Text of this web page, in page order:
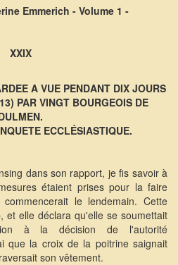
Emmerich - Volume 1 -
XXIX
A VUE PENDANT DIX JOURS
PAR VINGT BOURGEOIS DE
ECCLÉSIASTIQUE.
dans son rapport, je fis savoir à
étaient prises pour la faire
le lendemain. Cette
et elle déclara qu'elle se soumettait
à la décision de l'autorité
que la croix de la poitrine saignait
son vêtement.